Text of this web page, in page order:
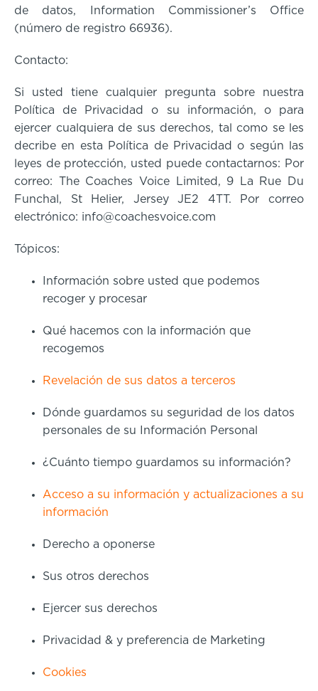
de datos, Information Commissioner’s Office
(número de registro 66936).
Contacto:
Si usted tiene cualquier pregunta sobre nuestra
Política de Privacidad o su información, o para
ejercer cualquiera de sus derechos, tal como se les
decribe en esta Política de Privacidad o según las
leyes de protección, usted puede contactarnos: Por
correo: The Coaches Voice Limited, 9 La Rue Du
Funchal, St Helier, Jersey JE2 4TT. Por correo
electrónico: info@coachesvoice.com
Tópicos:
Información sobre usted que podemos
recoger y procesar
Qué hacemos con la información que
recogemos
Revelación de sus datos a terceros
Dónde guardamos su seguridad de los datos
personales de su Información Personal
¿Cuánto tiempo guardamos su información?
Acceso a su información y actualizaciones a su
información
Derecho a oponerse
Sus otros derechos
Ejercer sus derechos
Privacidad & y preferencia de Marketing
Cookies